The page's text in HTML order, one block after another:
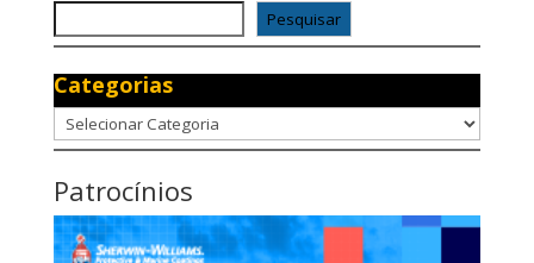
Pesquisar
Categorias
Categorias
Patrocínios